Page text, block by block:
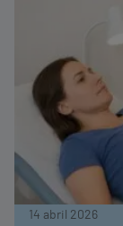
14 abril 2026